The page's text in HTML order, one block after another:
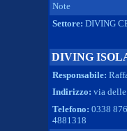
Note
Settore: DIVING
DIVING
Responsabile:
Indirizzo: via
Telefono: 0338
4881318